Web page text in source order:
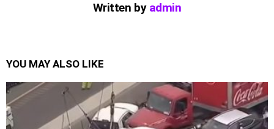
Written by admin
YOU MAY ALSO LIKE